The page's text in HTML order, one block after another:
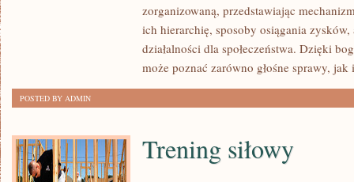
zorganizowaną, przedstawiając
ich hierarchię, sposoby osiągania
działalności dla społeczeństwa. Dzięki
może poznać zarówno głośne sprawy, jak i
POSTED BY ADMIN
Trening siłowy